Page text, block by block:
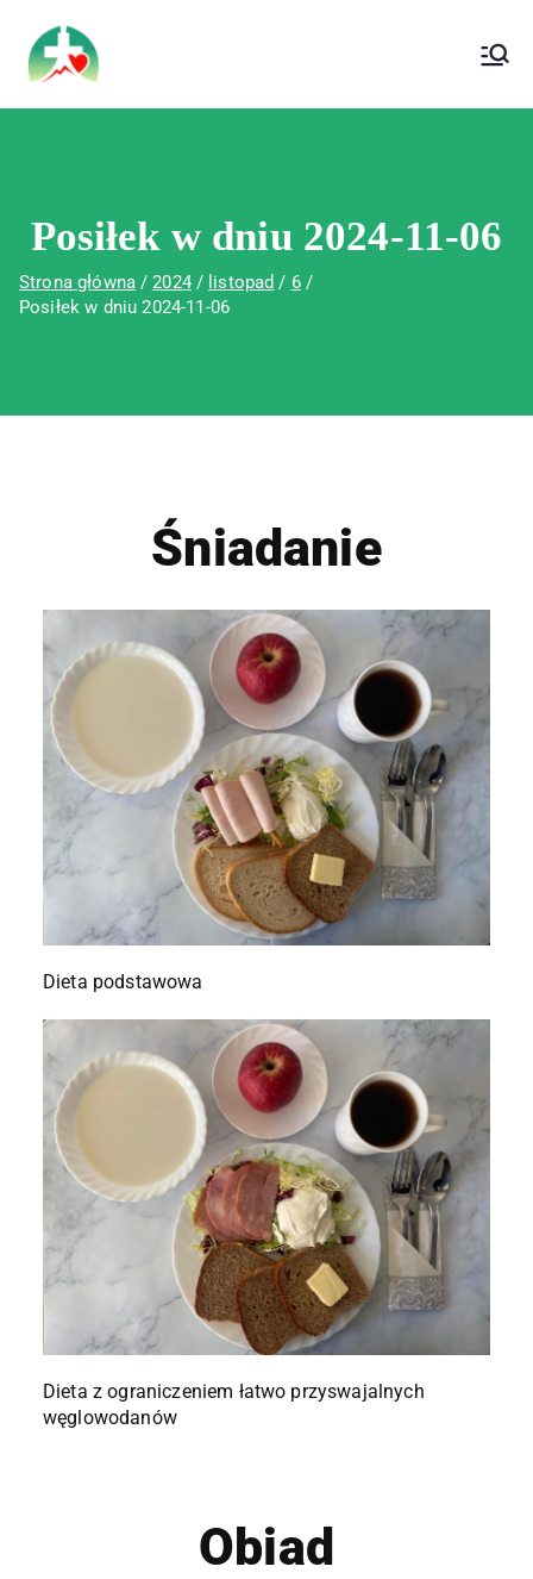
Wojewódzki Szpital Specjalistyczny im.
Św. Rafała w Czerwonej Górze
Posiłek w dniu 2024-11-06
Strona główna 2024 listopad
6
Posiłek w dniu 2024-11-06
Śniadanie
Dieta podstawowa
Dieta z ograniczeniem łatwo przyswajalnych
węglowodanów
Obiad